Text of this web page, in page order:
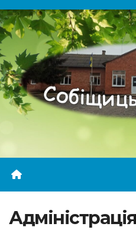
Перейти
до
вмісту